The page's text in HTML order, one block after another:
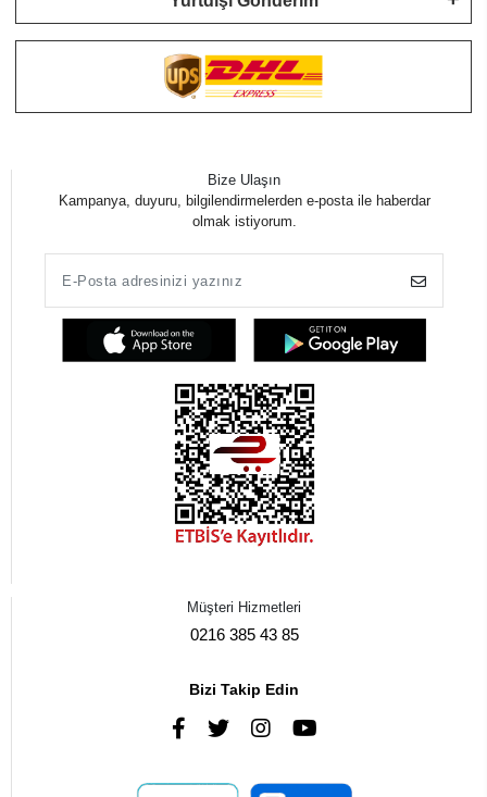
Bize Ulaşın
Kampanya, duyuru, bilgilendirmelerden e-posta ile haberdar
olmak istiyorum.
Müşteri Hizmetleri
0216 385 43 85
Bizi Takip Edin